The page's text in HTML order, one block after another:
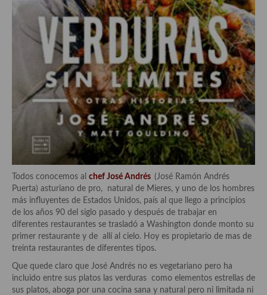
Las opiniones de la «Cocinera»
Prensa
Recetas
Acompañamientos
Airfryer recetas
Aderezos, salsas, vinagretas, especias, hierbas aromáticas o
aditivos
Especias, mezclas de especias
Hierbas aromáticas
Aceites
Mojos y pastas
Sales y polvos
Salsas y mojos
Todos conocemos al chef José Andrés (José Ramón Andrés
Puerta) asturiano de pro, natural de Mieres, y uno de los hombres
más influyentes de Estados Unidos, país al que llego a principios
de los años 90 del siglo pasado y después de trabajar en
diferentes restaurantes se trasladó a Washington donde monto su
primer restaurante y de allí al cielo. Hoy es propietario de mas de
treinta restaurantes de diferentes tipos.
Que quede claro que José Andrés no es vegetariano pero ha
incluido entre sus platos las verduras como elementos estrellas de
sus platos, aboga por una cocina sana y natural pero ni limitada ni